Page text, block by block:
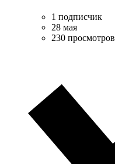
1 подписчик
28 мая
230 просмотров